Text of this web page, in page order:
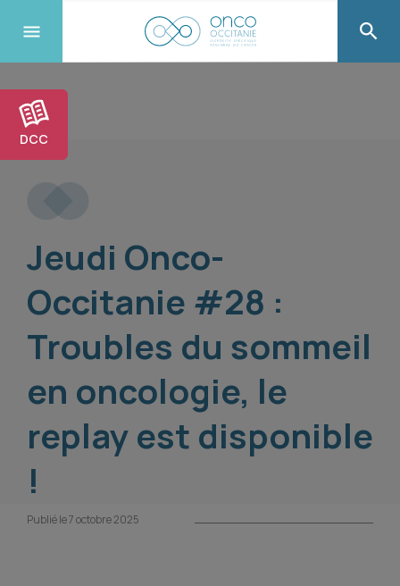
DCC
Jeudi Onco-
Occitanie #28 :
Troubles du sommeil
en oncologie, le
replay est disponible
!
Publié le 7 octobre 2025